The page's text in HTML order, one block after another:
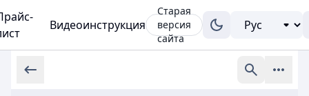
Видеоинструкция
Старая
версия
сайта